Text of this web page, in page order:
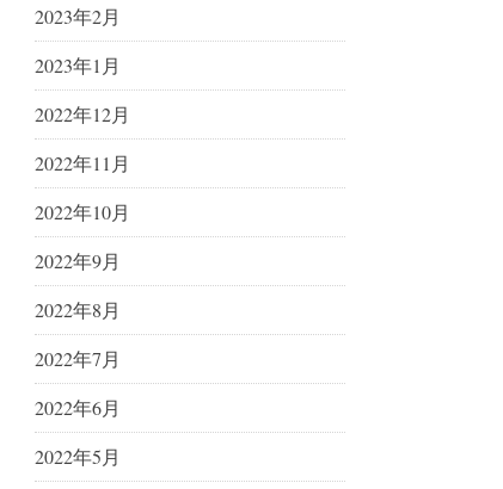
2023年2月
2023年1月
2022年12月
2022年11月
2022年10月
2022年9月
2022年8月
2022年7月
2022年6月
2022年5月